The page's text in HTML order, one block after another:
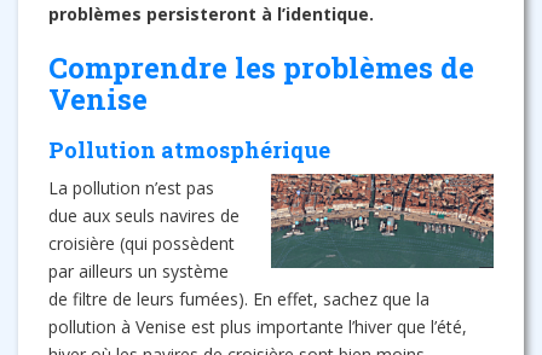
problèmes persisteront à l’identique.
Comprendre les problèmes de
Venise
Pollution atmosphérique
La pollution n’est pas
due aux seuls navires de
croisière (qui possèdent
par ailleurs un système
de filtre de leurs fumées). En effet, sachez que la
pollution à Venise est plus importante l’hiver que l’été,